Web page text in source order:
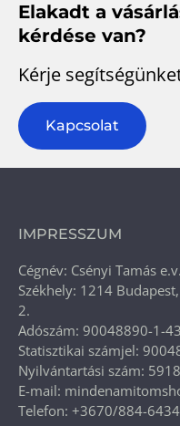
Elakadt a
kérdése van?
Kérje
Kapcsolat
IMPRESSZUM
Cégnév: Csényi Tamás e.v.
Székhely: 1214
2.
Adószám: 90048890-1-43
Statisztikai számjel:
Nyilvántartási szám:
E-mail:
Telefon: +3670/884-6434